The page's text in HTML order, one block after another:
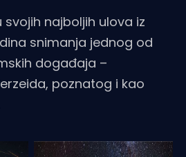
svojih najboljih ulova iz
snimanja jednog od
događaja –
poznatog i kao